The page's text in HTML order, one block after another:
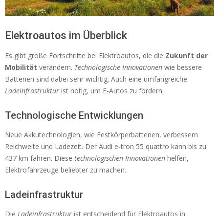
Elektroautos im Überblick
Es gibt große Fortschritte bei Elektroautos, die die Zukunft der
Mobilität verändern. Technologische Innovationen wie bessere
Batterien sind dabei sehr wichtig. Auch eine umfangreiche
Ladeinfrastruktur ist nötig, um E-Autos zu fördern.
Technologische Entwicklungen
Neue Akkutechnologien, wie Festkörperbatterien, verbessern
Reichweite und Ladezeit. Der Audi e-tron 55 quattro kann bis zu
437 km fahren. Diese technologischen Innovationen helfen,
Elektrofahrzeuge beliebter zu machen.
Ladeinfrastruktur
Die Ladeinfrastruktur ist entscheidend für Elektroautos in